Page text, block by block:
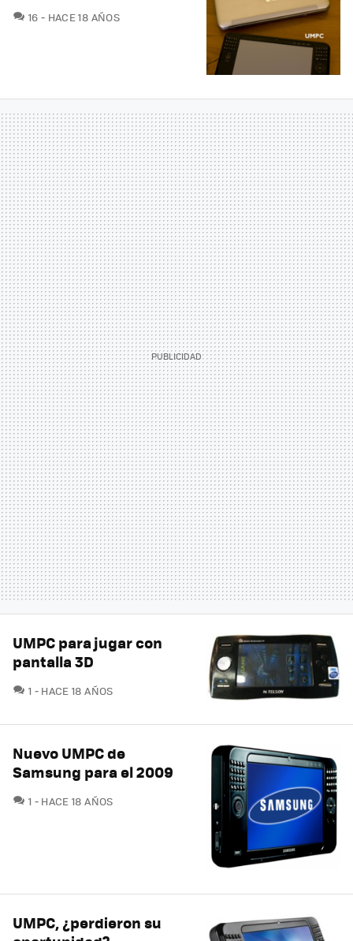
16 COMENTARIOS
HACE 18 AÑOS
UMPC para jugar con
pantalla 3D
1 COMENTARIOS
HACE 18 AÑOS
Nuevo UMPC de
Samsung para el 2009
1 COMENTARIOS
HACE 18 AÑOS
UMPC, ¿perdieron su